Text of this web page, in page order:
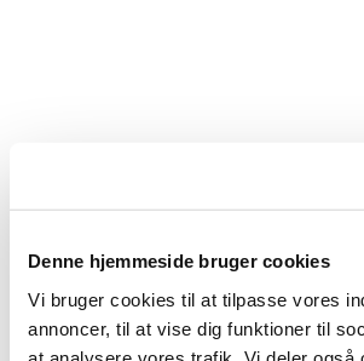
Denne hjemmeside bruger cookies
Vi bruger cookies til at tilpasse vores
annoncer, til at vise dig funktioner til
Du vil måske